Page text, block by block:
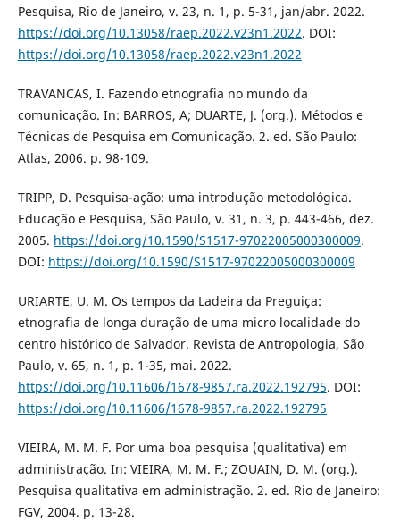
Pesquisa, Rio de Janeiro, v. 23, n. 1, p. 5-31, jan/abr. 2022.
https://doi.org/10.13058/raep.2022.v23n1.2022. DOI:
https://doi.org/10.13058/raep.2022.v23n1.2022
TRAVANCAS, I. Fazendo etnografia no mundo da
comunicação. In: BARROS, A; DUARTE, J. (org.). Métodos e
Técnicas de Pesquisa em Comunicação. 2. ed. São Paulo:
Atlas, 2006. p. 98-109.
TRIPP, D. Pesquisa-ação: uma introdução metodológica.
Educação e Pesquisa, São Paulo, v. 31, n. 3, p. 443-466, dez.
2005. https://doi.org/10.1590/S1517-97022005000300009.
DOI: https://doi.org/10.1590/S1517-97022005000300009
URIARTE, U. M. Os tempos da Ladeira da Preguiça:
etnografia de longa duração de uma micro localidade do
centro histórico de Salvador. Revista de Antropologia, São
Paulo, v. 65, n. 1, p. 1-35, mai. 2022.
https://doi.org/10.11606/1678-9857.ra.2022.192795. DOI:
https://doi.org/10.11606/1678-9857.ra.2022.192795
VIEIRA, M. M. F. Por uma boa pesquisa (qualitativa) em
administração. In: VIEIRA, M. M. F.; ZOUAIN, D. M. (org.).
Pesquisa qualitativa em administração. 2. ed. Rio de Janeiro:
FGV, 2004. p. 13-28.